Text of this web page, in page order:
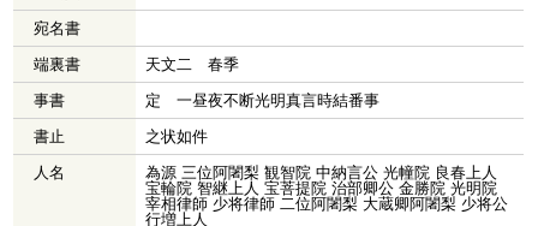
宛名書
端裏書
天文二 春季
事書
定 一昼夜不断光明真言時結番事
書止
之状如件
人名
為源 三位阿闍梨 観智院 中納言公 光幢院 良春上人
宝輪院 智継上人 宝菩提院 治部卿公 金勝院 光明院
宰相律師 少将律師 二位阿闍梨 大蔵卿阿闍梨 少将公
行増上人